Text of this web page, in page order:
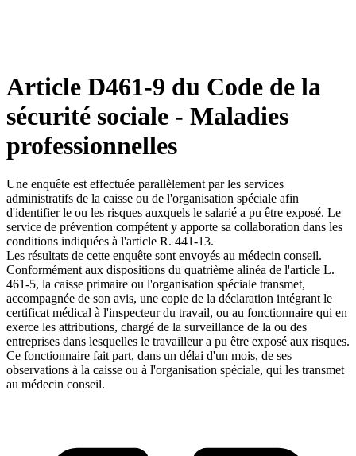
Article D461-9 du Code de la
sécurité sociale - Maladies
professionnelles
Une enquête est effectuée parallèlement par les services
administratifs de la caisse ou de l'organisation spéciale afin
d'identifier le ou les risques auxquels le salarié a pu être exposé. Le
service de prévention compétent y apporte sa collaboration dans les
conditions indiquées à l'article R. 441-13.
Les résultats de cette enquête sont envoyés au médecin conseil.
Conformément aux dispositions du quatrième alinéa de l'article L.
461-5, la caisse primaire ou l'organisation spéciale transmet,
accompagnée de son avis, une copie de la déclaration intégrant le
certificat médical à l'inspecteur du travail, ou au fonctionnaire qui en
exerce les attributions, chargé de la surveillance de la ou des
entreprises dans lesquelles le travailleur a pu être exposé aux risques.
Ce fonctionnaire fait part, dans un délai d'un mois, de ses
observations à la caisse ou à l'organisation spéciale, qui les transmet
au médecin conseil.